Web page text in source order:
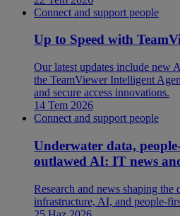
Connect and support people
Up to Speed with
Our latest updates include new
the TeamViewer Intelligent
and secure access innovations.
14 Tem 2026
Connect and support people
Underwater data,
outlawed AI: IT news
Research and news shaping
infrastructure, AI, and people-